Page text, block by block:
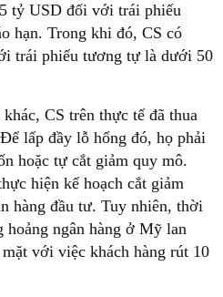
tỷ USD đối với trái phiếu
hạn. Trong khi đó, CS có
trái phiếu tương tự là dưới 50
CS trên thực tế đã thua
lấp đầy lỗ hổng đó, họ phải
hoặc tự cắt giảm quy mô.
hiện kế hoạch cắt giảm
hàng đầu tư. Tuy nhiên, thời
hoảng ngân hàng ở Mỹ lan
với việc khách hàng rút 10